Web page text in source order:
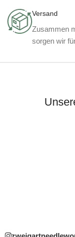
Versand
Zusammen
sorgen wir